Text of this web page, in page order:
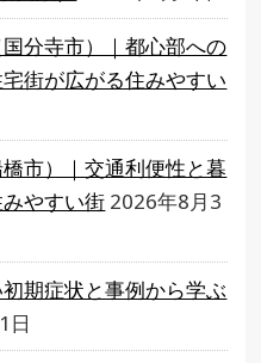
分寺市）｜都心部への
街が広がる住みやすい
市）｜交通利便性と暮
やすい街 2026年8月3
期症状と事例から学ぶ
日